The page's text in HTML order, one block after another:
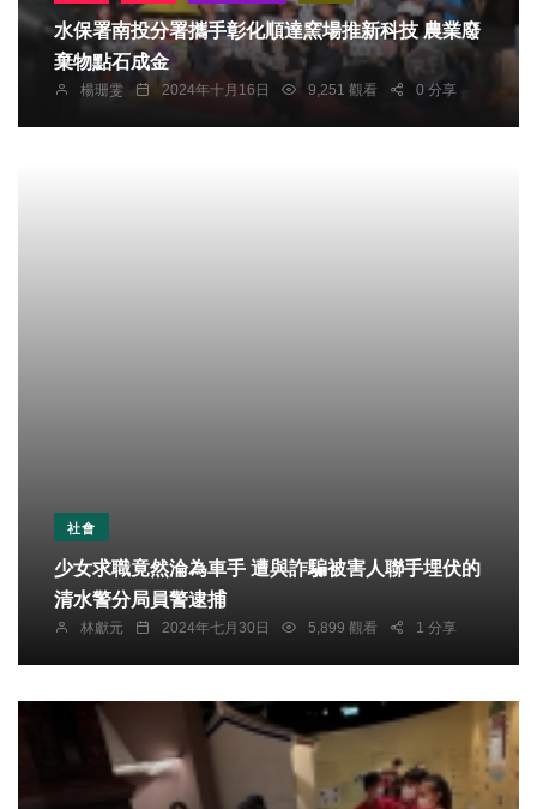
水保署南投分署攜手彰化順達窯場推新科技 農業廢
棄物點石成金
楊珊雯 2024年十月16日 9,251 觀看 0 分享
社會
少女求職竟然淪為車手 遭與詐騙被害人聯手埋伏的
清水警分局員警逮捕
林獻元 2024年七月30日 5,899 觀看 1 分享